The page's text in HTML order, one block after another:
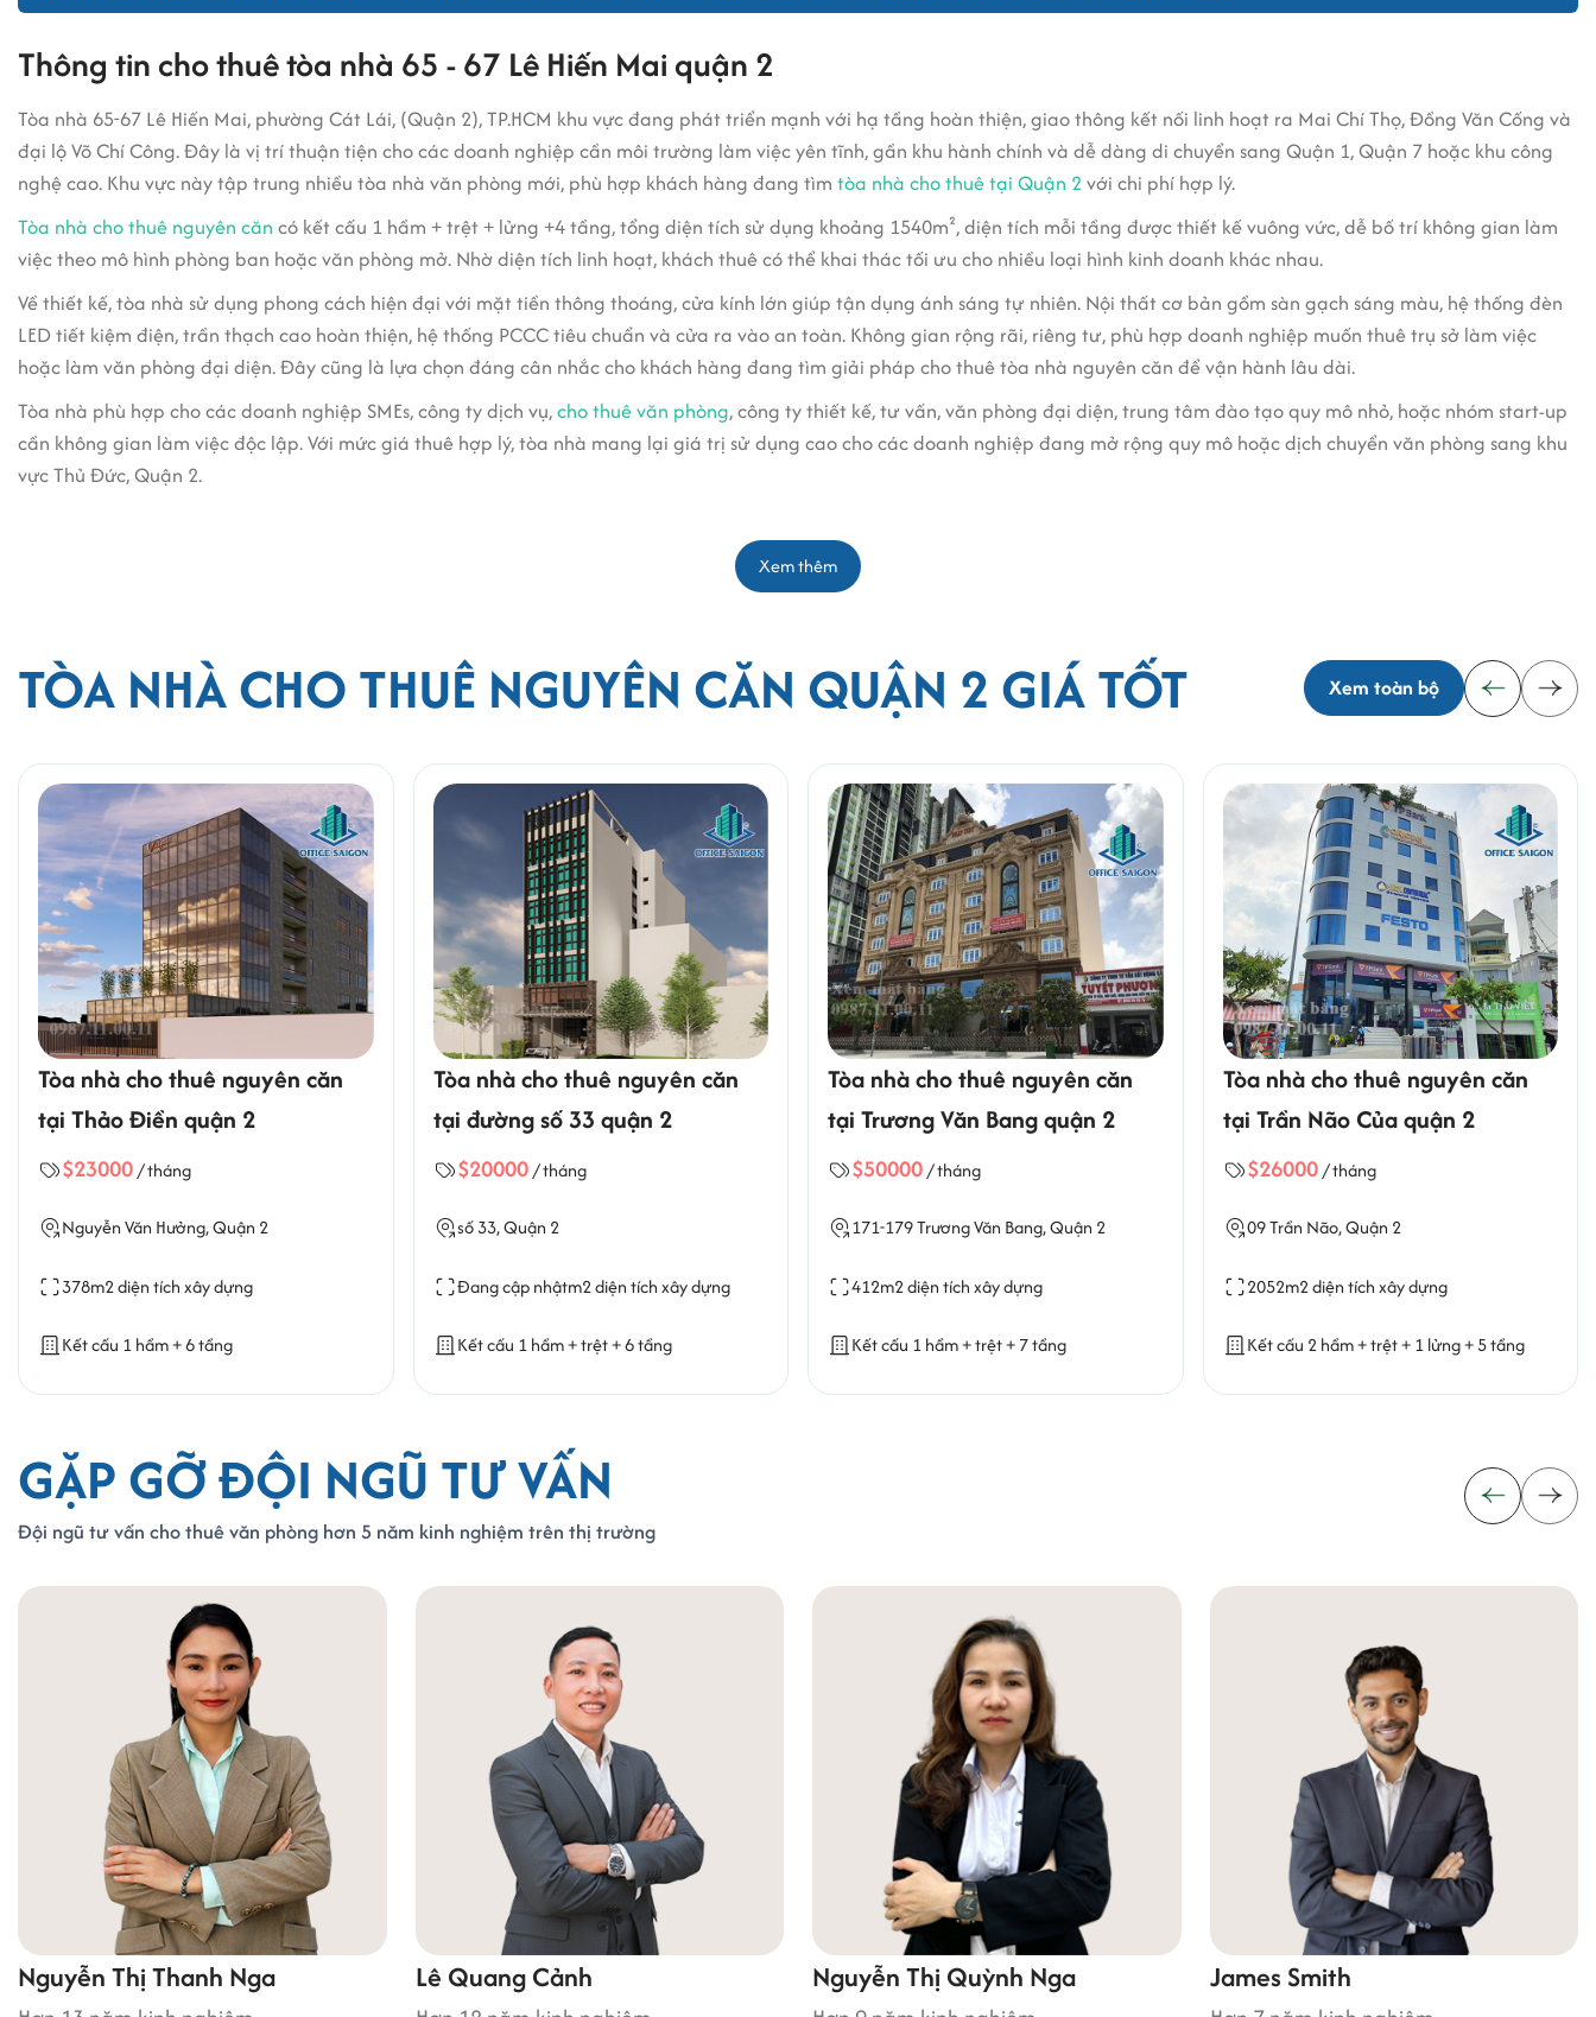
Thông tin cho thuê tòa nhà 65 - 67 Lê Hiến Mai quận 2
Tòa nhà 65-67 Lê Hiến Mai, phường Cát Lái, (Quận 2), TP.HCM khu vực đang phát triển mạnh với hạ tầng hoàn thiện, giao thông kết nối linh hoạt ra Mai Chí Thọ, Đồng Văn Cống và
đại lộ Võ Chí Công. Đây là vị trí thuận tiện cho các doanh nghiệp cần môi trường làm việc yên tĩnh, gần khu hành chính và dễ dàng di chuyển sang Quận 1, Quận 7 hoặc khu công
nghệ cao. Khu vực này tập trung nhiều tòa nhà văn phòng mới, phù hợp khách hàng đang tìm tòa nhà cho thuê tại Quận 2với chi phí hợp lý.
Tòa nhà cho thuê nguyên căn có kết cấu 1 hầm + trệt + lửng +4 tầng, tổng diện tích sử dụng khoảng 1540m², diện tích mỗi tầng được thiết kế vuông vức, dễ bố trí không gian làm
việc theo mô hình phòng ban hoặc văn phòng mở. Nhờ diện tích linh hoạt, khách thuê có thể khai thác tối ưu cho nhiều loại hình kinh doanh khác nhau.
Về thiết kế, tòa nhà sử dụng phong cách hiện đại với mặt tiền thông thoáng, cửa kính lớn giúp tận dụng ánh sáng tự nhiên. Nội thất cơ bản gồm sàn gạch sáng màu, hệ thống đèn
LED tiết kiệm điện, trần thạch cao hoàn thiện, hệ thống PCCC tiêu chuẩn và cửa ra vào an toàn. Không gian rộng rãi, riêng tư, phù hợp doanh nghiệp muốn thuê trụ sở làm việc
hoặc làm văn phòng đại diện. Đây cũng là lựa chọn đáng cân nhắc cho khách hàng đang tìm giải pháp cho thuê tòa nhà nguyên căn để vận hành lâu dài.
Tòa nhà phù hợp cho các doanh nghiệp SMEs, công ty dịch vụ,cho thuê văn phòng, công ty thiết kế, tư vấn, văn phòng đại diện, trung tâm đào tạo quy mô nhỏ, hoặc nhóm start-up
cần không gian làm việc độc lập. Với mức giá thuê hợp lý, tòa nhà mang lại giá trị sử dụng cao cho các doanh nghiệp đang mở rộng quy mô hoặc dịch chuyển văn phòng sang khu
vực Thủ Đức, Quận 2.
Đ/c: 164 Nguyễn Văn Thương, phường Thạnh Mỹ Tây, Tp.HCM.
Email:info@officesaigon.vn - Zalo: 0987110011
Xem thêm
TÒA NHÀ CHO THUÊ NGUYÊN CĂN QUẬN 2 GIÁ TỐT Xem toàn bộ
thuê nguyên căn
quận 2
Hưởng, Quận 2
xây dựng
+ 6 tầng
Tòa nhà cho thuê nguyên căn
tại đường số 33 quận 2
/ tháng
Đang cập nhậtm2 diện tích xây dựng
Kết cấu 1 hầm + trệt + 6 tầng
Tòa nhà cho thuê nguyên căn
tại Trương Văn Bang quận 2
/ tháng
171-179 Trương Văn Bang, Quận 2
412m2 diện tích xây dựng
Kết cấu 1 hầm + trệt + 7 tầng
Tòa nhà cho thuê nguyên căn
tại Trần Não Của quận 2
/ tháng
09 Trần Não, Quận 2
2052m2 diện tích xây dựng
Kết cấu 2 hầm + trệt + 1 lửng + 5 tầng
Tòa nhà
tại Tạ Hiện
Kết cấu 1
GẶP GỠ ĐỘI NGŨ TƯ VẤN
Đội ngũ tư vấn cho thuê văn phòng hơn 5 năm kinh nghiệm trên thị trường
Thanh Nga Lê Quang Cảnh Nguyễn Thị Quỳnh Nga James Smith